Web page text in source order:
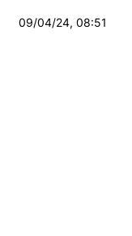
09/04/24, 08:51